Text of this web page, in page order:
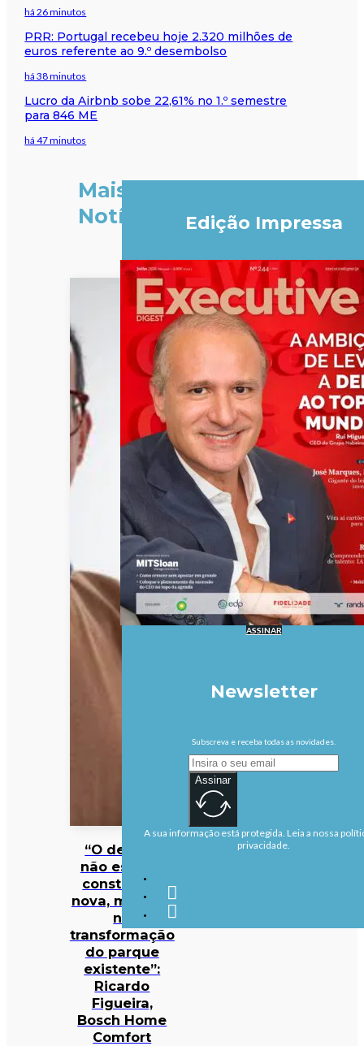
há 26 minutos
PRR: Portugal recebeu hoje 2.320 milhões de
euros referente ao 9.º desembolso
há 38 minutos
Lucro da Airbnb sobe 22,61% no 1.º semestre
para 846 ME
há 47 minutos
Mais
Notícias
“O desafio
não está na
construção
nova, mas sim
na
transformação
do parque
existente”:
Ricardo
Figueira,
Bosch Home
Comfort
Edição Impressa
ASSINAR
Newsletter
Subscreva e receba todas as novidades.
Assinar
A sua informação está protegida. Leia a nossa
privacidade.